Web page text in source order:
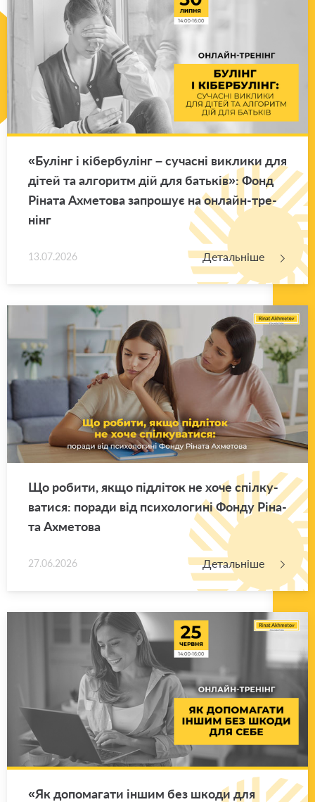
«Бу­лінг і кі­бер­бу­лінг – су­ча­сні ви­кли­ки для
дітей та ал­го­ритм дій для ба­тьків»: Фонд
Рі­на­та Ахме­то­ва за­про­шує на он­лайн-тре­
нінг
13.07.2026 Детальніше
Що ро­би­ти, якщо під­лі­ток не хоче спіл­ку­
ва­ти­ся: по­ра­ди від пси­хо­ло­ги­ні Фонду Рі­на­
та Ахме­то­ва
27.06.2026 Детальніше
«Як до­по­ма­га­ти іншим без шкоди для